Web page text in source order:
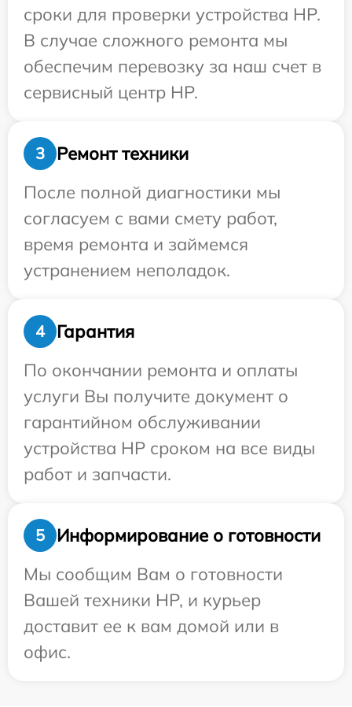
сроки для проверки устройства HP.
В случае сложного ремонта мы
обеспечим перевозку за наш счет в
сервисный центр HP.
3
Ремонт техники
После полной диагностики мы
согласуем с вами смету работ,
время ремонта и займемся
устранением неполадок.
4
Гарантия
По окончании ремонта и оплаты
услуги Вы получите документ о
гарантийном обслуживании
устройства HP сроком на все виды
работ и запчасти.
5
Информирование о готовности
Мы сообщим Вам о готовности
Вашей техники HP, и курьер
доставит ее к вам домой или в
офис.